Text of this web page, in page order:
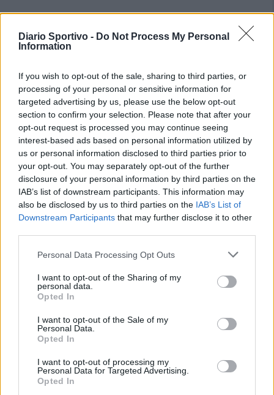
Diario Sportivo - Do Not Process My Personal
Information
If you wish to opt-out of the sale, sharing to third parties, or
processing of your personal or sensitive information for
targeted advertising by us, please use the below opt-out
section to confirm your selection. Please note that after your
opt-out request is processed you may continue seeing
interest-based ads based on personal information utilized by
us or personal information disclosed to third parties prior to
your opt-out. You may separately opt-out of the further
disclosure of your personal information by third parties on the
IAB’s list of downstream participants. This information may
also be disclosed by us to third parties on the IAB’s List of
Downstream Participants that may further disclose it to other
Personal Data Processing Opt Outs
I want to opt-out of the Sharing of my
personal data.
Opted In
I want to opt-out of the Sale of my
Personal Data.
Opted In
I want to opt-out of processing my
Personal Data for Targeted Advertising.
Opted In
PIÙ LETTI OGGI